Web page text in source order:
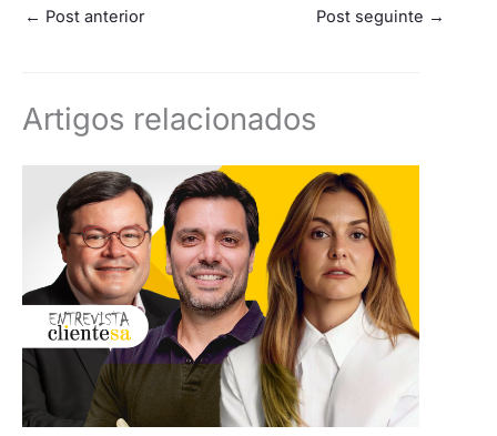
← Post anterior Post seguinte →
Artigos relacionados